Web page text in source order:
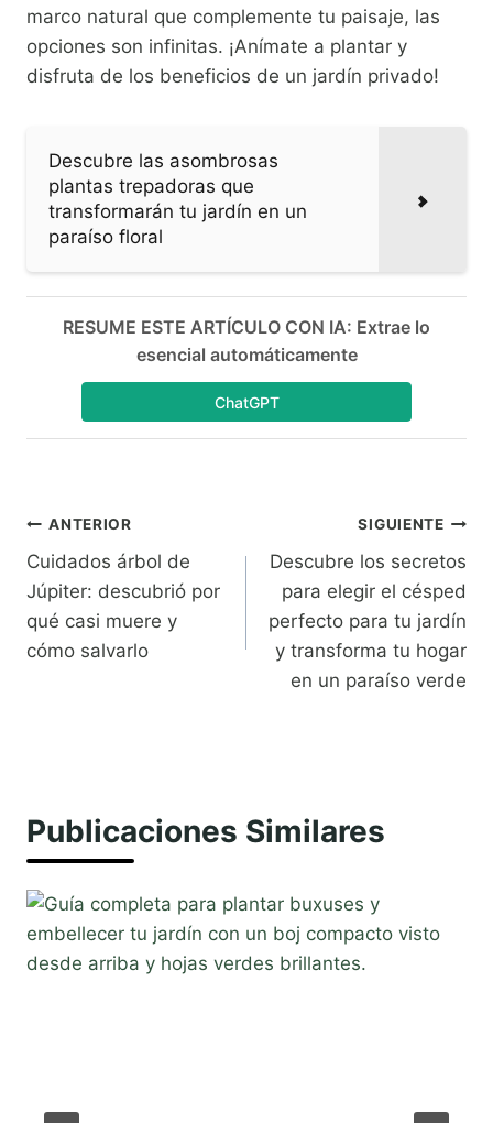
marco natural que complemente tu paisaje, las
opciones son infinitas. ¡Anímate a plantar y
disfruta de los beneficios de un jardín privado!
Descubre las asombrosas
plantas trepadoras que
transformarán tu jardín en un
paraíso floral
RESUME ESTE ARTÍCULO CON IA: Extrae lo
esencial automáticamente
ChatGPT
Navegación
de
entradas
ANTERIOR
Cuidados árbol de
Júpiter: descubrió por
qué casi muere y
cómo salvarlo
SIGUIENTE
Descubre los secretos
para elegir el césped
perfecto para tu jardín
y transforma tu hogar
en un paraíso verde
Publicaciones Similares